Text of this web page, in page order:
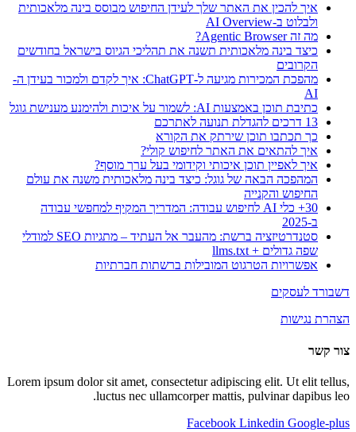
איך להכין את האתר שלך לעידן החיפוש מבוסס בינה מלאכותית
ולבלוט ב-AI Overview
מה זה Agentic Browser?
כיצד בינה מלאכותית תשנה את תהליכי הגיוס בישראל בחודשים
הקרובים
מהפכת המכירות מגיעה ל-ChatGPT: איך לקדם ולמכור בעידן ה-
AI
כתיבת תוכן באמצעות AI: לשמור על איכות ולהימנע מענישת גוגל
13 דרכים להגדלת תנועה לאתרכם
כך תכתבו תוכן שירתק את הקורא
איך להתאים את האתר לחיפוש קולי?
איך לאפיין תוכן איכותי וקידומי בעל ערך מוסף?
המהפכה הבאה של גוגל: כיצד בינה מלאכותית משנה את עולם
החיפוש והקנייה
30+ כלי AI לחיפוש עבודה: המדריך המקיף למחפשי עבודה
ב-2025
סטנדרטיזציה ברשת: מהעבר אל העתיד – מתגיות SEO למודלי
שפה גדולים + llms.txt
אפשרויות הטרגוט המובילות ברשתות חברתיות
דשבורד לעסקים
הצהרת נגישות
צור קשר
Lorem ipsum dolor sit amet, consectetur adipiscing elit. Ut elit tellus,
luctus nec ullamcorper mattis, pulvinar dapibus leo.
Facebook Linkedin Google-plus